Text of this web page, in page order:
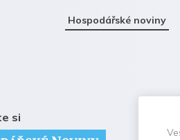
Hospodářské noviny
si